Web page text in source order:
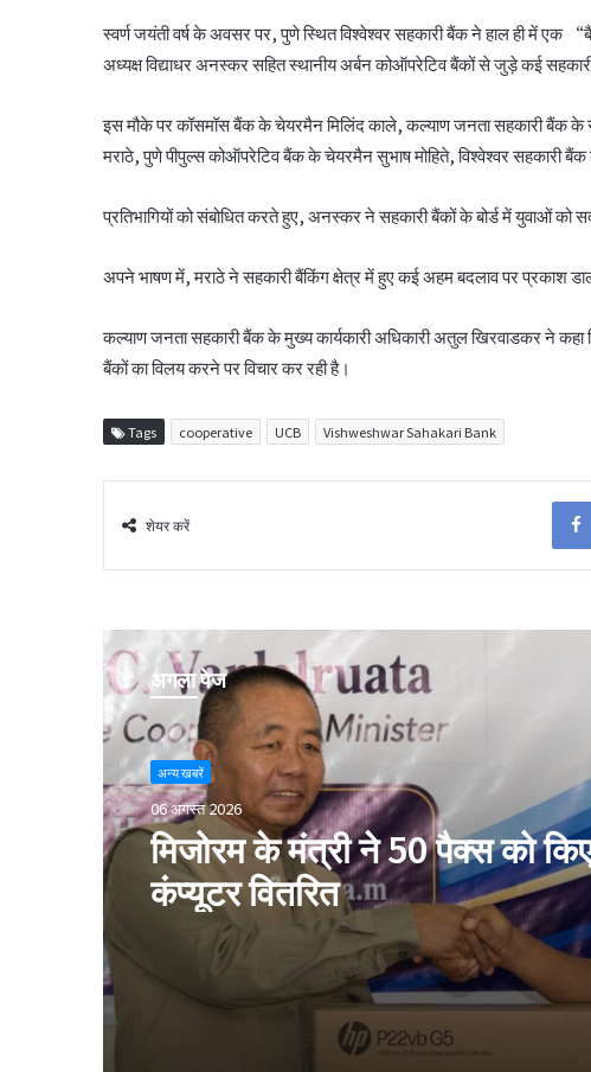
स्वर्ण जयंती वर्ष के अवसर पर, पुणे स्थित विश्वेश्वर सहकारी बैंक ने हाल ही में
अध्यक्ष विद्याधर अनस्कर सहित स्थानीय अर्बन कोऑपरेटिव बैंकों से जुड़े कई
इस मौके पर कॉसमॉस बैंक के चेयरमैन मिलिंद काले, कल्याण जनता सहकारी
मराठे, पुणे पीपुल्स कोऑपरेटिव बैंक के चेयरमैन सुभाष मोहिते, विश्वेश्वर
प्रतिभागियों को संबोधित करते हुए, अनस्कर ने सहकारी बैंकों के बोर्ड में युवाओं को
अपने भाषण में, मराठे ने सहकारी बैंकिंग क्षेत्र में हुए कई अहम बदलाव पर प्रकाश
कल्याण जनता सहकारी बैंक के मुख्य कार्यकारी अधिकारी अतुल खिरवाडकर ने
बैंकों का विलय करने पर विचार कर रही है।
Tags cooperative UCB Vishweshwar Sahakari Bank
शेयर करें
अगला पेज
अन्य खबरें
06 अगस्त 2026
मिजोरम के मंत्री ने 50 पैक्स को
कंप्यूटर वितरित